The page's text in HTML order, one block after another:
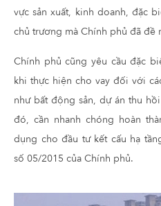
vực sản xuất, kinh doanh, đặc
chủ trương mà Chính phủ đã đề
Chính phủ cũng yêu cầu đặc
khi thực hiện cho vay đối với
như bất động sản, dự án thu
đó, cần nhanh chóng hoàn
dụng cho đầu tư kết cấu hạ
số 05/2015 của Chính phủ.